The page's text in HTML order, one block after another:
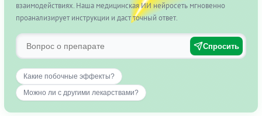
взаимодействиях. Наша медицинская ИИ нейросеть мгновенно
проанализирует инструкции и даст точный ответ.
Спросить
Какие побочные эффекты?
Можно ли с другими лекарствами?